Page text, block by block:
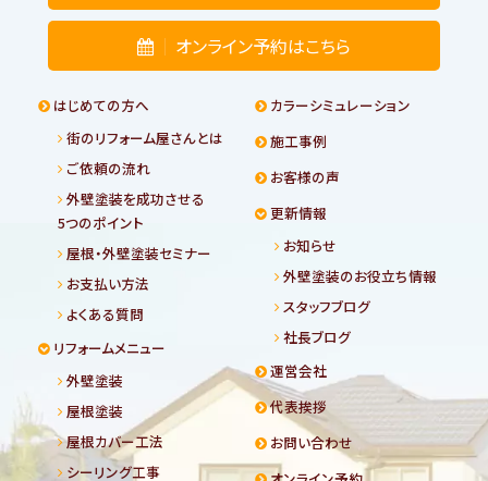
オンライン予約はこちら
はじめての方へ
街のリフォーム屋さんとは
ご依頼の流れ
外壁塗装を成功させる
5つのポイント
屋根・外壁塗装セミナー
お支払い方法
よくある質問
リフォームメニュー
外壁塗装
屋根塗装
屋根カバー工法
シーリング工事
カラーシミュレーション
施工事例
お客様の声
更新情報
お知らせ
外壁塗装のお役立ち情報
スタッフブログ
社長ブログ
運営会社
代表挨拶
お問い合わせ